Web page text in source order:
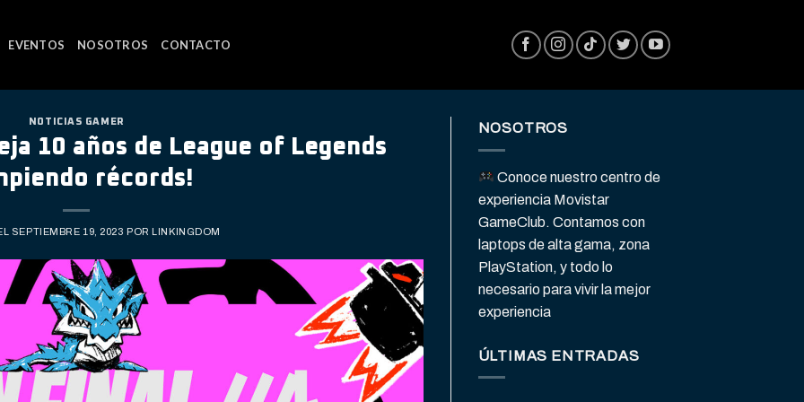
EVENTOS NOSOTROS CONTACTO
NOTICIAS GAMER
10 años de League of Legends
récords!
SEPTIEMBRE 19, 2023 POR LINKINGDOM
NOSOTROS
Conoce nuestro centro de
experiencia Movistar
GameClub. Contamos con
laptops de alta gama, zona
PlayStation, y todo lo
necesario para vivir la mejor
experiencia
ÚLTIMAS ENTRADAS